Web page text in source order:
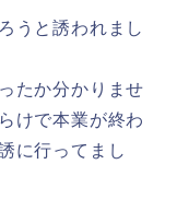
うと誘われまし
たか分かりませ
けで本業が終わ
に行ってまし